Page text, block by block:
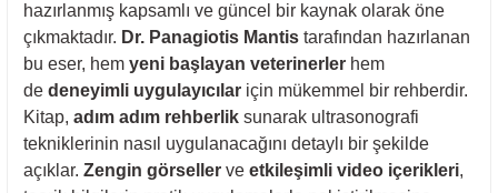
hazırlanmış kapsamlı ve güncel bir kaynak olarak öne
çıkmaktadır. Dr. Panagiotis Mantis tarafından hazırlanan
bu eser, hem yeni başlayan veterinerler hem
de deneyimli uygulayıcılar için mükemmel bir rehberdir.
Kitap, adım adım rehberlik sunarak ultrasonografi
tekniklerinin nasıl uygulanacağını detaylı bir şekilde
açıklar. Zengin görseller ve etkileşimli video içerikleri,